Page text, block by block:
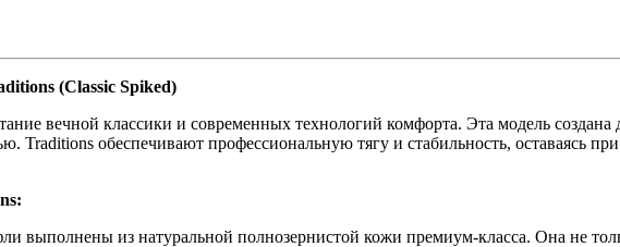
(Classic Spiked)
вечной классики и современных технологий комфорта. Эта модель
Traditions обеспечивают профессиональную тягу и стабильность, оставаясь
выполнены из натуральной полнозернистой кожи премиум-класса. Она не